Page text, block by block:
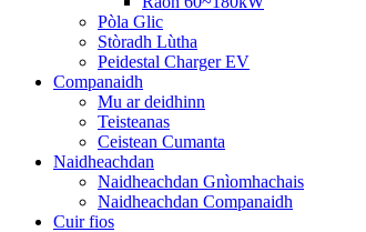
Pòla Glic
Stòradh Lùtha
Peidestal Charger EV
Companaidh
Mu ar deidhinn
Teisteanas
Ceistean Cumanta
Naidheachdan
Naidheachdan Gnìomhachais
Naidheachdan Companaidh
Cuir fios